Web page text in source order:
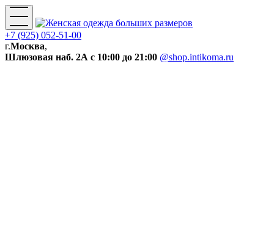
+7 (925) 052-51-00
г.Москва,
Шлюзовая наб. 2А с 10:00 до 21:00 @shop.intikoma.ru